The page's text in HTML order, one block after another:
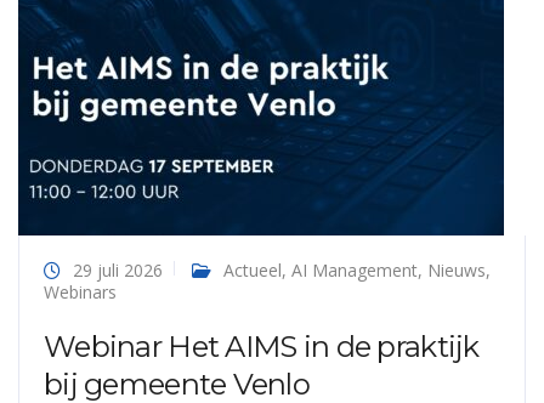
29 juli 2026 Actueel, AI Management, Nieuws,
Webinars
Webinar Het AIMS in de praktijk
bij gemeente Venlo